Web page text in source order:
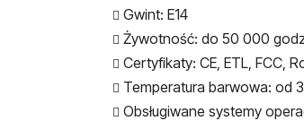
Gwint: E14
Żywotność: do 50 000
Certyfikaty: CE, ETL, FCC,
Temperatura barwowa: od
Obsługiwane systemy